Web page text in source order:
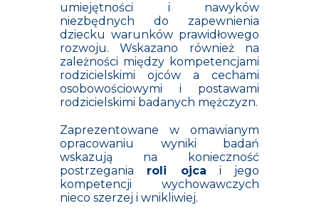
umiejętności i nawyków
niezbędnych do zapewnienia
dziecku warunków prawidłowego
rozwoju. Wskazano również na
zależności między kompetencjami
rodzicielskimi ojców a cechami
osobowościowymi i postawami
rodzicielskimi badanych mężczyzn.
Zaprezentowane w omawianym
opracowaniu wyniki badań
wskazują na konieczność
postrzegania roli ojca i jego
kompetencji wychowawczych
nieco szerzej i wnikliwiej.